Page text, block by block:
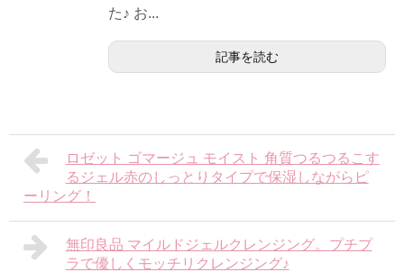
た♪ お...
記事を読む
ロゼット ゴマージュ モイスト 角質つるつるこす
るジェル赤のしっとりタイプで保湿しながらピ
ーリング！
無印良品 マイルドジェルクレンジング。プチプ
ラで優しくモッチリクレンジング♪